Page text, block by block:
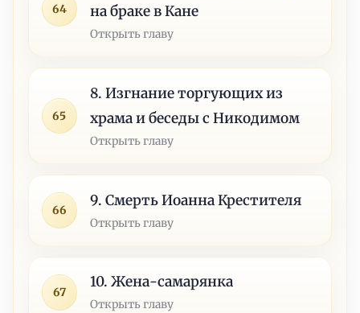
64
на браке в Кане
Открыть главу
65
8. Изгнание торгующих из
храма и беседы с Никодимом
Открыть главу
66
9. Смерть Иоанна Крестителя
Открыть главу
67
10. Жена-самарянка
Открыть главу